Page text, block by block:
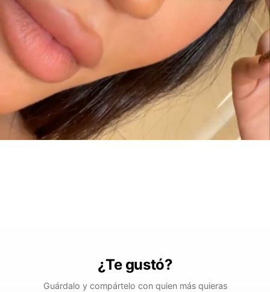
¿Te gustó?
Guárdalo y compártelo con quien más quieras